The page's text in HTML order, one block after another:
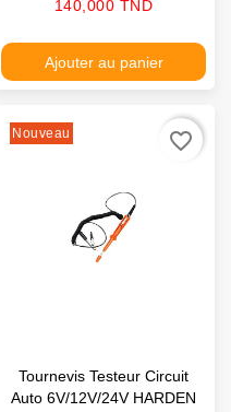
Prix
140,000 TND
Ajouter au panier
Nouveau
Tournevis Testeur Circuit
Auto 6V/12V/24V HARDEN
favorite_border